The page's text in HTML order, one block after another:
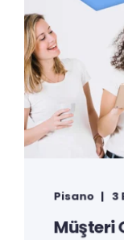
Pisano 3
Müşteri